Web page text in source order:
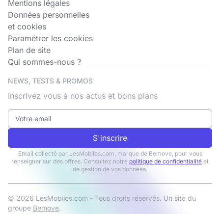
Mentions légales
Données personnelles
et cookies
Paramétrer les cookies
Plan de site
Qui sommes-nous ?
NEWS, TESTS & PROMOS
Inscrivez vous à nos actus et bons plans
S'inscrire
Email collecté par LesMobiles.com, marque de Bemove, pour vous
renseigner sur des offres. Consultez notre politique de confidentialité et
de gestion de vos données.
© 2026 LesMobiles.com - Tous droits réservés. Un site du
groupe Bemove.